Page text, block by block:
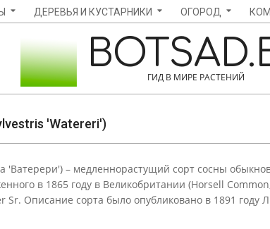
ДЕРЕВЬЯ И КУСТАРНИКИ ОГОРОД
ГИД В МИРЕ РАСТЕНИЙ
'Watereri')
'Ватерери') – медленнорастущий сорт сосны
в 1865 году в Великобритании (Horsell
Описание сорта было опубликовано в 1891 году